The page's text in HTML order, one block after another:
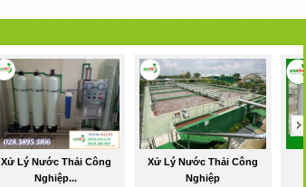
Xử Lý Nước Thải Công
Nghiệp...
Xử Lý Nước Thải Công
Nghiệp